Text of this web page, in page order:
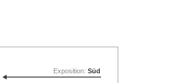
Exposition:Süd